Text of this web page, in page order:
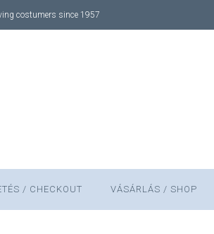
costumers since 1957
/ CHECKOUT VÁSÁRLÁS / SHOP